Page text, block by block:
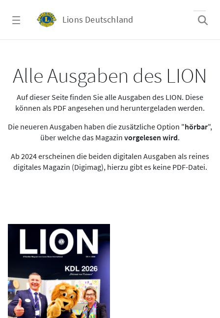
Lions Deutschland
Alle Ausgaben des LION
Auf dieser Seite finden Sie alle Ausgaben des LION. Diese
können als PDF angesehen und heruntergeladen werden.
Die neueren Ausgaben haben die zusätzliche Option "hörbar",
über welche das Magazin vorgelesen wird.
Ab 2024 erscheinen die beiden digitalen Ausgaben als reines
digitales Magazin (Digimag), hierzu gibt es keine PDF-Datei.